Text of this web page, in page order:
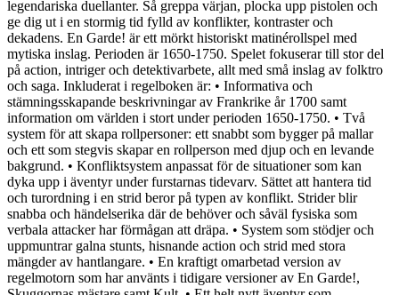
legendariska duellanter. Så greppa värjan, plocka upp pistolen och
ge dig ut i en stormig tid fylld av konflikter, kontraster och
dekadens. En Garde! är ett mörkt historiskt matinérollspel med
mytiska inslag. Perioden är 1650-1750. Spelet fokuserar till stor del
på action, intriger och detektivarbete, allt med små inslag av folktro
och saga. Inkluderat i regelboken är: • Informativa och
stämningsskapande beskrivningar av Frankrike år 1700 samt
information om världen i stort under perioden 1650-1750. • Två
system för att skapa rollpersoner: ett snabbt som bygger på mallar
och ett som stegvis skapar en rollperson med djup och en levande
bakgrund. • Konfliktsystem anpassat för de situationer som kan
dyka upp i äventyr under furstarnas tidevarv. Sättet att hantera tid
och turordning i en strid beror på typen av konflikt. Strider blir
snabba och händelserika där de behöver och såväl fysiska som
verbala attacker har förmågan att dräpa. • System som stödjer och
uppmuntrar galna stunts, hisnande action och strid med stora
mängder av hantlangare. • En kraftigt omarbetad version av
regelmotorn som har använts i tidigare versioner av En Garde!,